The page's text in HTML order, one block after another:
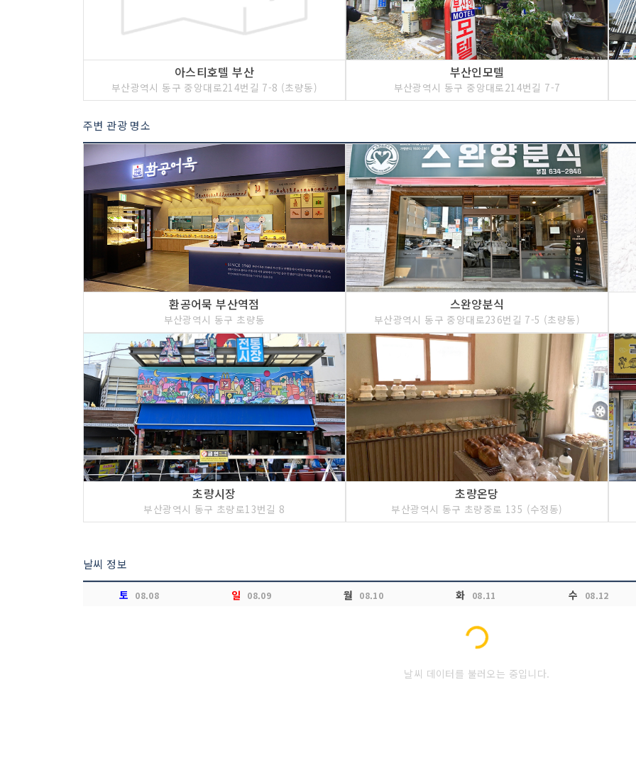
아스티호텔 부산
부산광역시 동구 중앙대로214번길 7-8 (초량동)
부산인모텔
부산광역시 동구 중앙대로214번길 7-7
주변 관광 명소
환공어묵 부산역점
부산광역시 동구 초량동
스완양분식
부산광역시 동구 중앙대로236번길 7-5 (초량동)
초량시장
부산광역시 동구 초량로13번길 8
초량온당
부산광역시 동구 초량중로 135 (수정동)
날씨 정보
토 08.08 일 08.09 월 08.10 화 08.11 수 08.12
Loading...
날씨 데이터를 불러오는 중입니다.